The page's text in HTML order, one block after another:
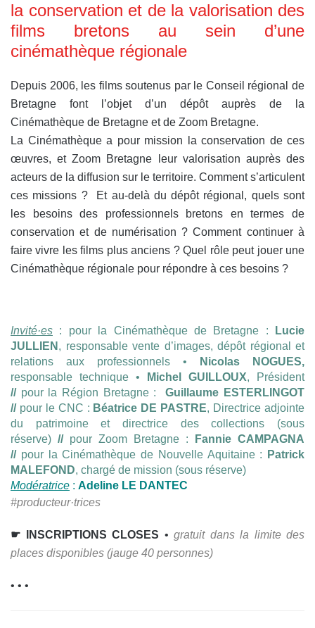
la conservation et de la valorisation des
films bretons au sein d’une
cinémathèque régionale
Depuis 2006, les films soutenus par le Conseil régional de
Bretagne font l’objet d’un dépôt auprès de la
Cinémathèque de Bretagne et de Zoom Bretagne.
La Cinémathèque a pour mission la conservation de ces
œuvres, et Zoom Bretagne leur valorisation auprès des
acteurs de la diffusion sur le territoire. Comment s’articulent
ces missions ?
Et au-delà du dépôt régional, quels sont
les besoins des professionnels bretons en termes de
conservation et de numérisation ? Comment continuer à
faire vivre les films plus anciens ?Quel rôle peut jouer une
Cinémathèque régionale pour répondre à ces besoins ?
Invité·es : pour la Cinémathèque de Bretagne :
Lucie
JULLIEN , responsable vente d’images, dépôt régional et
relations aux professionnels •
Nicolas NOGUES,
responsable technique •
Michel GUILLOUX, Président
// pour la Région Bretagne :Guillaume ESTERLINGOT
// pour le CNC : Béatrice DE PASTRE, Directrice adjointe
du patrimoine et directrice des collections (sous
réserve) // pour Zoom Bretagne : Fannie CAMPAGNA
// pour la Cinémathèque de Nouvelle Aquitaine :
Patrick
MALEFOND, chargé de mission (sous réserve)
Modératrice : Adeline LE DANTEC
#producteur·trices
☛ INSCRIPTIONS CLOSES • gratuit dans la limite des
places disponibles (jauge 40 personnes)
• • •